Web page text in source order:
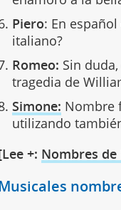
Piero: En
italiano?
Romeo: Sin
tragedia de
Simone: Nombre
utilizando
+: Nombres